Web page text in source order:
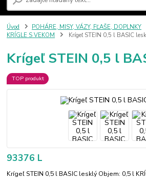
Úvod POHÁRE, MISY, VÁZY, FĽAŠE, DOPLNKY
KRÍGLE S VEKOM
Krígeľ STEIN 0,5 l BASIC
Krígeľ STEIN 0,5 l
TOP produkt
93376 L
Krígeľ STEIN 0,5 l BASIC lesklý Objem: 0,5 l